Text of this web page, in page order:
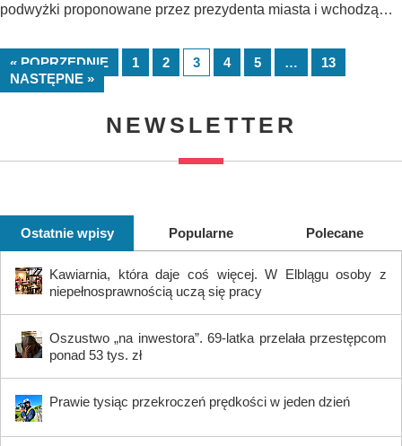
podwyżki proponowane przez prezydenta miasta i wchodzą…
« POPRZEDNIE 1 2 3 4 5 …
13
NASTĘPNE »
NEWSLETTER
Ostatnie wpisy Popularne Polecane
Kawiarnia, która daje coś więcej. W Elblągu osoby z
niepełnosprawnością uczą się pracy
Oszustwo „na inwestora”. 69-latka przelała przestępcom
ponad 53 tys. zł
Prawie tysiąc przekroczeń prędkości w jeden dzień